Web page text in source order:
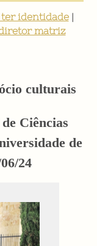
identidade|
matriz
culturais
Ciências
de
24